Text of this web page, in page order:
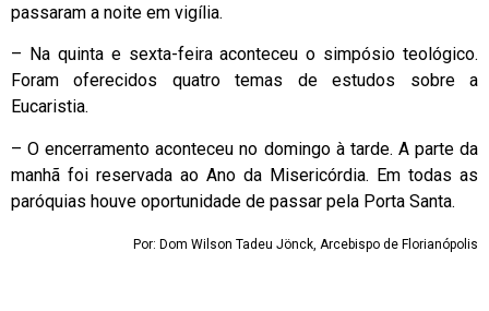
passaram a noite em vigília.
– Na quinta e sexta-feira aconteceu o simpósio teológico.
Foram oferecidos quatro temas de estudos sobre a
Eucaristia.
– O encerramento aconteceu no domingo à tarde. A parte da
manhã foi reservada ao Ano da Misericórdia. Em todas as
paróquias houve oportunidade de passar pela Porta Santa.
Por: Dom Wilson Tadeu Jönck, Arcebispo de Florianópolis